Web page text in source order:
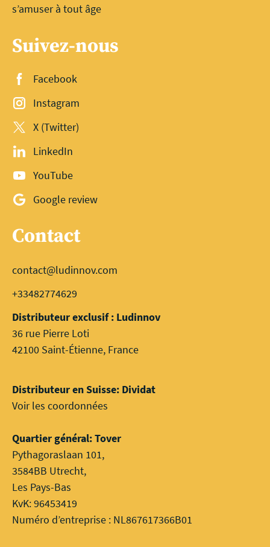
s’amuser à tout âge
Suivez-nous
Facebook
Instagram
X (Twitter)
LinkedIn
YouTube
Google review
Contact
contact@ludinnov.com
+33482774629
Distributeur exclusif : Ludinnov
36 rue Pierre Loti
42100 Saint-Étienne, France
Distributeur en Suisse: Dividat
Voir les coordonnées
Quartier général: Tover
Pythagoraslaan 101,
3584BB Utrecht,
Les Pays-Bas
KvK: 96453419
Numéro d’entreprise : NL867617366B01